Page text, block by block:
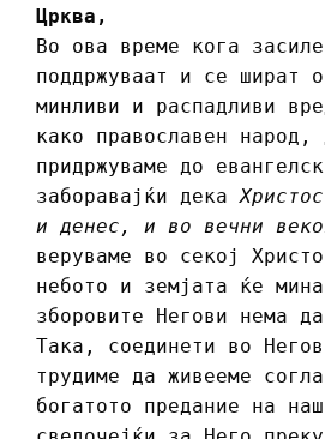
Црква,
Во ова време кога
поддржуваат и се шират
минливи и распадливи
како православен народ,
придржуваме до
заборавајќи дека
и денес, и во вечни
веруваме во секој
небото и земјата ќе
зборовите Негови нема
Така, соединети во
трудиме да живееме
богатото предание на